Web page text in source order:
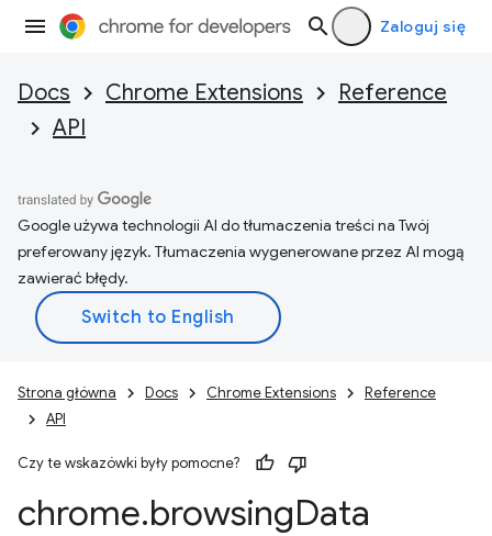
Zaloguj się
Docs Chrome Extensions
Reference
API
Google używa technologii AI do tłumaczenia treści na Twój
preferowany język. Tłumaczenia wygenerowane przez AI mogą
zawierać błędy.
Strona główna Docs Chrome Extensions
Reference
API
Czy te wskazówki były pomocne?
chrome.browsingData